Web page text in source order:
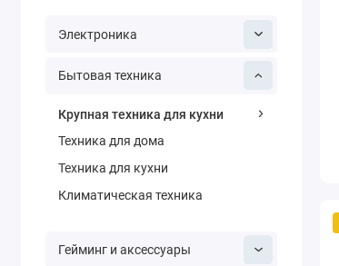
Электроника
Бытовая техника
Крупная техника для кухни
Техника для дома
Техника для кухни
Климатическая техника
Гейминг и аксессуары